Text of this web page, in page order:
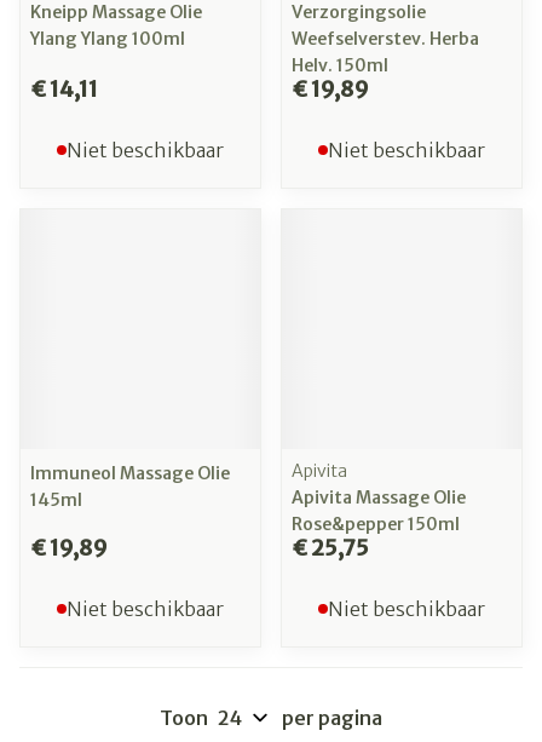
Kneipp Massage Olie
Ylang Ylang 100ml
€ 14,11
Niet beschikbaar
Verzorgingsolie
Weefselverstev. Herba
Helv. 150ml
€ 19,89
Niet beschikbaar
Immuneol Massage Olie
145ml
€ 19,89
Niet beschikbaar
Apivita
Apivita Massage Olie
Rose&pepper 150ml
€ 25,75
Niet beschikbaar
Toon per pagina